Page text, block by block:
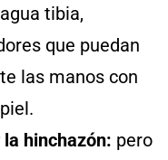
tibia,
que puedan
las manos con
hinchazón: pero